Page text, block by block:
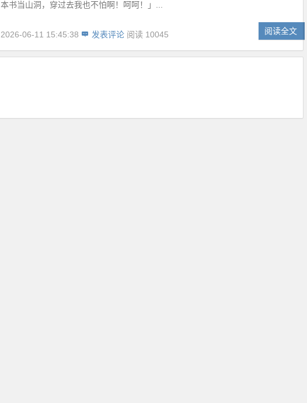
本书当山洞，穿过去我也不怕啊！呵呵！」...
2026-06-11 15:45:38 发表评论 阅读 10045 阅读全文